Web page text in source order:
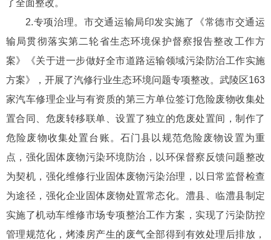
了全面整改。
2.专项治理。市交通运输局印发实施了《常德市交通运
输局贯彻落实第二轮省生态环境保护督察报告整改工作方
案》《关于进一步做好全市道路运输领域污染防治工作实施
方案》，开展了汽修行业生态环境问题专项整改。武陵区163
家汽车修理企业与有资质的第三方单位签订危险废物收集处
置合同、危废转移联单、设置了独立的危废处置间，制作了
危险废物收集处置台账。石门县以规范危险废物设置为重
点，强化固体废物污染环境防治，以环保督察反馈问题整改
为契机，强化维修行业固体废物污染治理，以日常监督检查
为途径，强化企业固体废物处置常态化。澧县、临澧县制定
实施了机动车维修市场专项整治工作方案，实现了污染防控
管理规范化，烤漆房产生的废气全部得到有效处理后排放，